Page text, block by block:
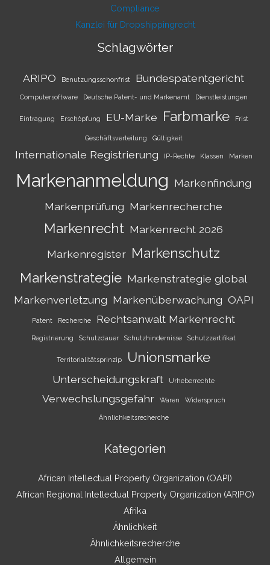
Compliance
Kanzlei für Dropshippingrecht
Schlagwörter
ARIPO Benutzungsschonfrist Bundespatentgericht
Computersoftware Deutsche Patent- und Markenamt Dienstleistungen
Eintragung Erschöpfung EU-Marke Farbmarke Frist
Geschäftsverteilung Gültigkeit
Internationale Registrierung IP-Rechte Klassen Marken
Markenanmeldung Markenfindung
Markenprüfung Markenrecherche
Markenrecht Markenrecht 2026
Markenregister Markenschutz
Markenstrategie Markenstrategie global
Markenverletzung Markenüberwachung OAPI
Patent Recherche Rechtsanwalt Markenrecht
Registrierung Schutzdauer Schutzhindernisse Schutzzertifikat
Territorialitätsprinzip Unionsmarke
Unterscheidungskraft Urheberrechte
Verwechslungsgefahr Waren Widerspruch
Ähnlichkeitsrecherche
Kategorien
African Intellectual Property Organization (OAPI)
African Regional Intellectual Property Organization (ARIPO)
Afrika
Ähnlichkeit
Ähnlichkeitsrecherche
Allgemein